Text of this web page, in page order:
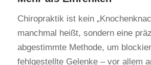
Chiropraktik ist kein
manchmal heißt, sondern eine
abgestimmte Methode, um
fehlgestellte Gelenke – vor allem